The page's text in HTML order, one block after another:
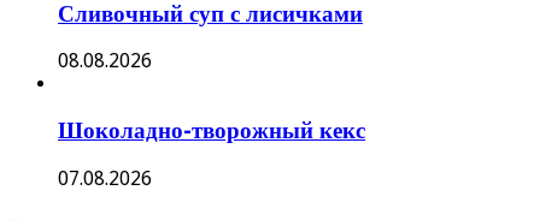
Сливочный суп с лисичками
08.08.2026
Шоколадно-творожный кекс
07.08.2026